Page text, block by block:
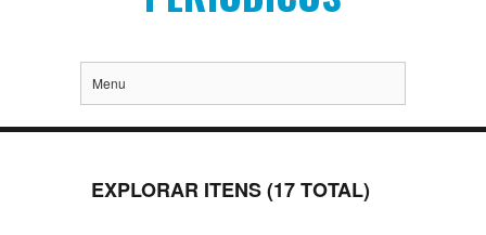
Menu
EXPLORAR ITENS (17 TOTAL)